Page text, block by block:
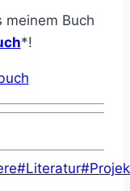
meinem Buch
*!
#Literatur#